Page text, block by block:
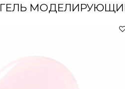
ГЕЛЬ